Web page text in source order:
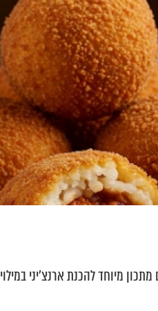
מיוחד להכנת ארנצ'יני במילוי